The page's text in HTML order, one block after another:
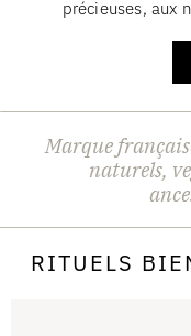
Marque
naturels,
précieuses, aux
RITUELS